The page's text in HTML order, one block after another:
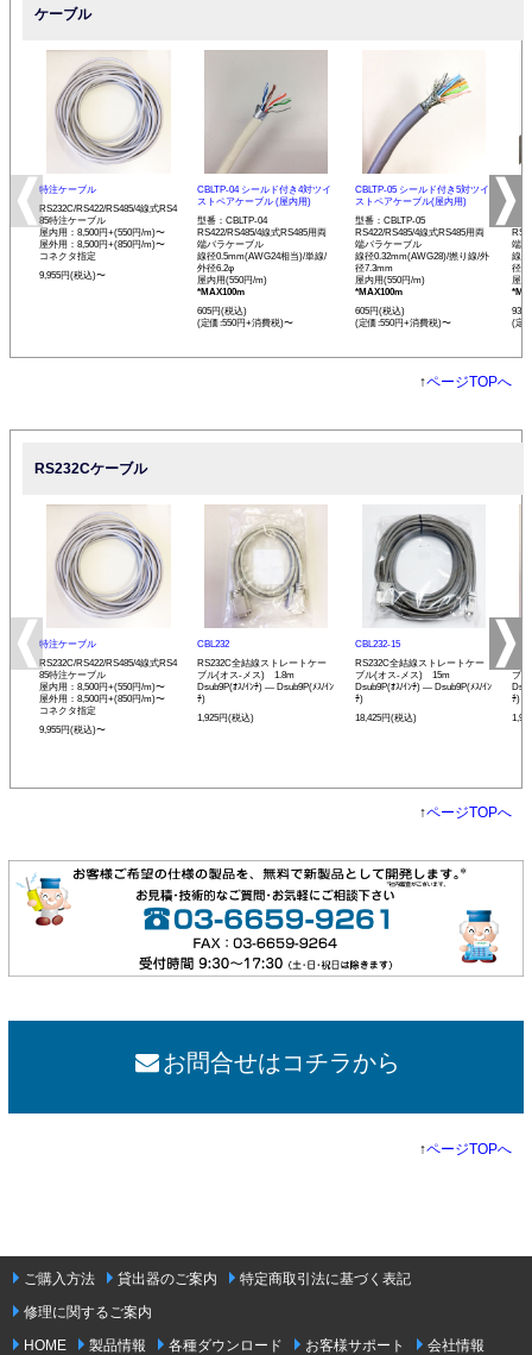
ケーブル
特注ケーブル
RS232C/RS422/RS485/4線式RS4
85特注ケーブル
屋内用：8,500円+(550円/m)〜
屋外用：8,500円+(850円/m)〜
コネクタ指定
9,955円(税込)〜
CBLTP-04 シールド付き4対ツイ
ストペアケーブル (屋内用)
型番：CBLTP-04
RS422/RS485/4線式RS485用両
端バラケーブル
線径0.5mm(AWG24相当)/単線/
外径6.2φ
屋内用(550円/m)
*MAX100m
605円(税込)
(定価:550円+消費税)〜
CBLTP-05 シールド付き5対ツイ
ストペアケーブル(屋内用)
型番：CBLTP-05
RS422/RS485/4線式RS485用両
端バラケーブル
線径0.32mm(AWG28)/撚り線/外
径7.3mm
屋内用(550円/m)
*MAX100m
605円(税込)
(定価:550円+消費税)〜
イ
端
線
径
屋
935
(定
↑ページTOPへ
RS232Cケーブル
特注ケーブル
RS232C/RS422/RS485/4線式RS4
85特注ケーブル
屋内用：8,500円+(550円/m)〜
屋外用：8,500円+(850円/m)〜
コネクタ指定
9,955円(税込)〜
CBL232
RS232C全結線ストレートケー
ブル(オス-メス) 1.8m
Dsub9P(ｵｽ/ｲﾝﾁ) ― Dsub9P(ﾒｽ/ｲﾝ
ﾁ)
1,925円(税込)
CBL232-15
RS232C全結線ストレートケー
ブル(オス-メス) 15m
Dsub9P(ｵｽ/ｲﾝﾁ) ― Dsub9P(ﾒｽ/ｲﾝ
ﾁ)
18,425円(税込)
ブ
ﾁ)
↑ページTOPへ
お問合せはコチラから
↑ページTOPへ
ご購入方法 貸出器のご案内
特定商取引法に基づく表記
修理に関するご案内
HOME
製品情報 各種ダウンロード お客様サポート 会社情報